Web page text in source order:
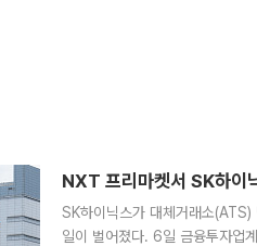
NXT 프리마켓서 SK하이
SK하이닉스가 대체거래소
일이 벌어졌다. 6일 금융투자업